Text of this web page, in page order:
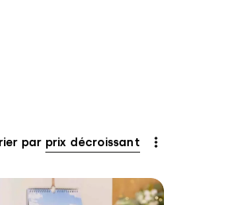
par prix décroissant